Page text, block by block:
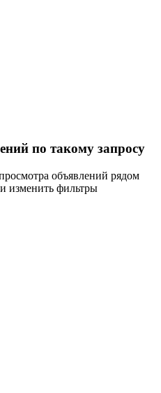
по такому запросу
объявлений рядом
изменить фильтры